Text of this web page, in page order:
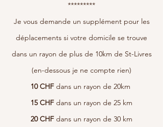
*********
Je vous demande un supplément pour les
déplacements si votre domicile se trouve
dans un rayon de plus de 10km de St-Livres
(en-dessous je ne compte rien)
10 CHF dans un rayon de 20km
15 CHF dans un rayon de 25 km
20 CHF dans un rayon de 30 km